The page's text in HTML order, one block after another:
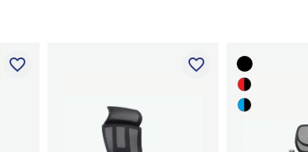
favorite_border favorite_border